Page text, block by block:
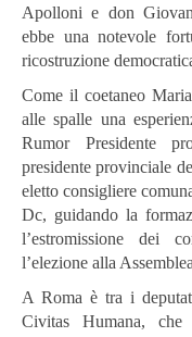
Apolloni e don
ebbe una notevole
ricostruzione
Come il coetaneo
alle spalle una
Rumor Presidente
presidente provinciale
eletto consigliere
Dc, guidando la
l’estromissione dei
l’elezione alla
A Roma è tra i
Civitas Humana,